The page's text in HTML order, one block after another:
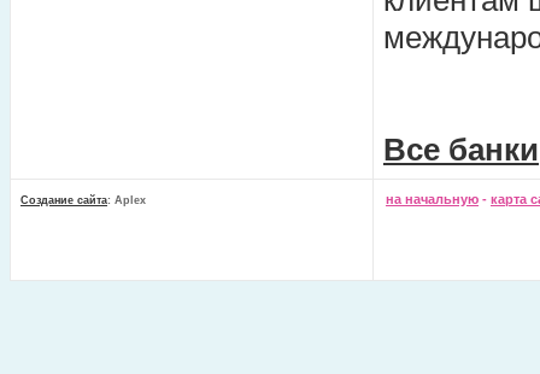
Все банки
Создание сайта: Aplex на начальную - карта